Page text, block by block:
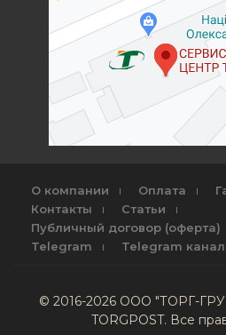
О компании Оплата
Контакты
Статьи
Публичный договор (оферта)
Telegram
Telegram канал
© 2016-2026 ООО "ТОРГ-
TORGPOST. Все